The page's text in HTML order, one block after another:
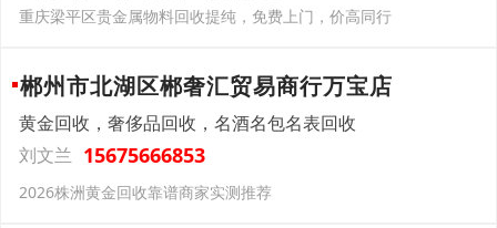
重庆梁平区贵金属物料回收提纯，免费上门，价高同行
郴州市北湖区郴奢汇贸易商行万宝店
黄金回收，奢侈品回收，名酒名包名表回收
刘文兰 15675666853
2026株洲黄金回收靠谱商家实测推荐